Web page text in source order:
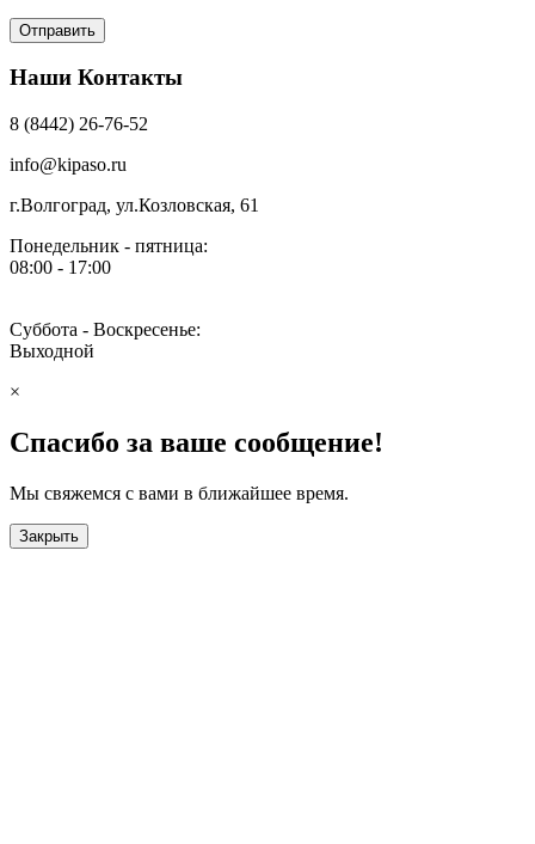
Наши Контакты
8 (8442) 26-76-52
info@kipaso.ru
г.Волгоград, ул.Козловская, 61
Понедельник - пятница:
08:00 - 17:00
Суббота - Воскресенье:
Выходной
×
Спасибо за ваше сообщение!
Мы свяжемся с вами в ближайшее время.
Закрыть